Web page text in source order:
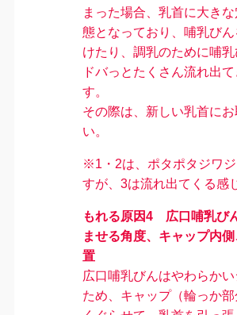
まった場合、 乳首に大き
態となっており
、哺乳び
けたり、調乳のために哺
ドバっとたくさん流れ出
す。
その際は、新しい乳首に
い。
※1・2は、ポタポタジワジ
すが、3は流れ出てくる感
もれる原因4 広口哺乳び
ませる角度、キャップ内
置
広口哺乳びんはやわらか
ため、キャップ（輪っか